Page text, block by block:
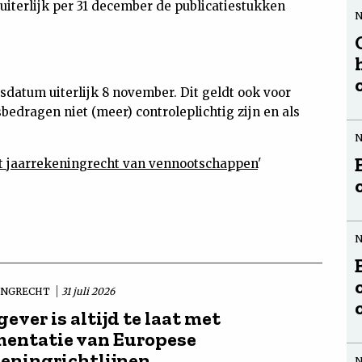
per 31 december de publicatiestukken
uiterlijk 8 november. Dit geldt ook voor
niet (meer) controleplichtig zijn en als
jaarrekeningrecht van vennootschappen'
31 juli 2026
is altijd te laat met
van Europese